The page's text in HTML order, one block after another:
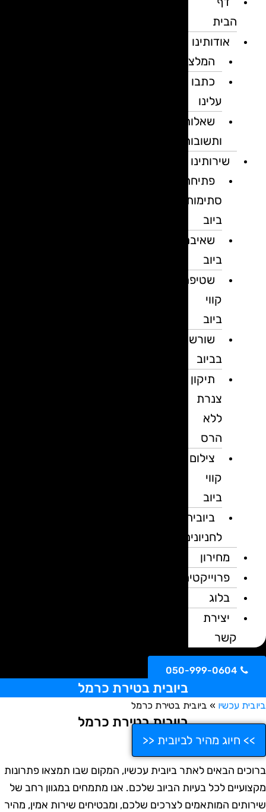
הבית
אודותינו
המלצות
כתבו
עלינו
שאלות
ותשובות
שירותינו
פתיחת
סתימות
ביוב
שאיבת
ביוב
שטיפת
קווי
ביוב
שורשים
בביוב
תיקון
צנרת
ללא
הרס
צילום
קווי
ביוב
ביובית
לחניונים
מחירון
פרוייקטים
בלוג
יצירת
קשר
050-999-0604
ביובית בטירת כרמל
עכשיו»ביובית בטירת כרמל
ביובית בטירת כרמל
>> חיוג מהיר לביובית <<
הבאים לאתר ביובית עכשיו, המקום שבו תמצאו פתרונות
לכל בעיות הביוב שלכם. אנו מתמחים במגוון רחב של
המותאמים לצרכים שלכם, ומבטיחים שירות אמין, מהיר